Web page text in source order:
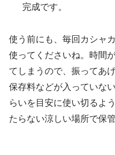
完成です。
使う前にも、毎回カシャ
使ってくださいね。時間
てしまうので、振ってあ
保存料などが入っていな
らいを目安に使い切るよ
たらない涼しい場所で保